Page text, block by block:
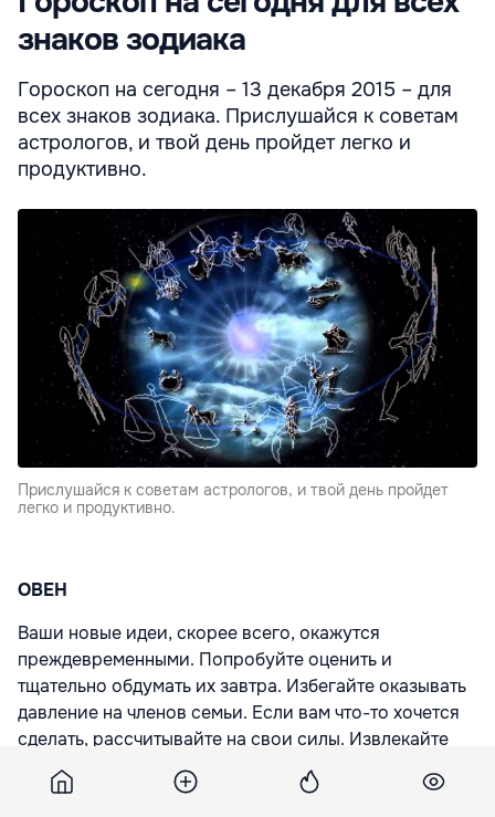
знаков зодиака
Гороскоп на сегодня – 13 декабря 2015 – для
всех знаков зодиака. Прислушайся к советам
астрологов, и твой день пройдет легко и
продуктивно.
Прислушайся к советам астрологов, и твой день пройдет
легко и продуктивно.
ОВЕН
Ваши новые идеи, скорее всего, окажутся
преждевременными. Попробуйте оценить и
тщательно обдумать их завтра. Избегайте оказывать
давление на членов семьи. Если вам что-то хочется
сделать, рассчитывайте на свои силы. Извлекайте
пользу из возможностей, которые усложняют вашу
жизнь. Постарайтесь сделать то, что постоянно